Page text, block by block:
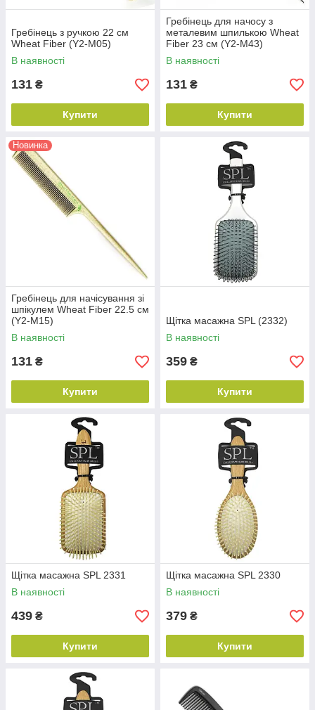
Гребінець з ручкою 22 см
Wheat Fiber (Y2-M05)
В наявності
131 ₴
Купити
Гребінець для начосу з
металевим шпилькою Wheat
Fiber 23 см (Y2-M43)
В наявності
131 ₴
Купити
Новинка
Гребінець для начісування зі
шпікулем Wheat Fiber 22.5 см
(Y2-M15)
В наявності
131 ₴
Купити
Щітка масажна SPL (2332)
В наявності
359 ₴
Купити
Щітка масажна SPL 2331
В наявності
439 ₴
Купити
Щітка масажна SPL 2330
В наявності
379 ₴
Купити